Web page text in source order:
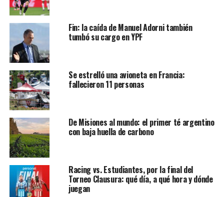
Fin: la caída de Manuel Adorni también
tumbó su cargo en YPF
Se estrelló una avioneta en Francia:
fallecieron 11 personas
De Misiones al mundo: el primer té argentino
con baja huella de carbono
Racing vs. Estudiantes, por la final del
Torneo Clausura: qué día, a qué hora y dónde
juegan